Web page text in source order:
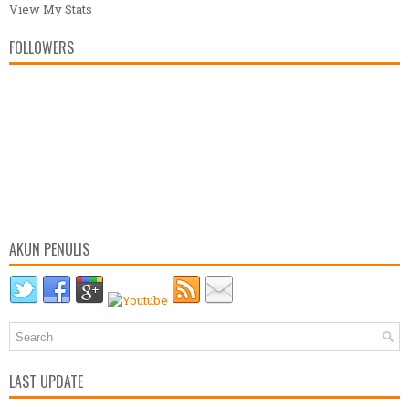
View My Stats
FOLLOWERS
AKUN PENULIS
LAST UPDATE